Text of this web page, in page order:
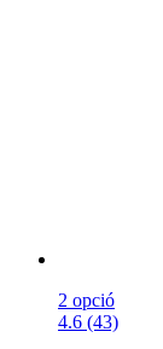
2 opció
4.6 (43)